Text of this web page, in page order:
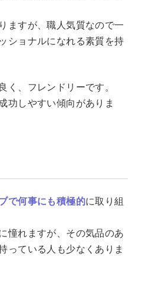
ますが、職人気質なので一
ショナルになれる素質を持
く、フレンドリーです。
功しやすい傾向がありま
で何事にも積極的に取り組
憧れますが、その気品のあ
っている人も少なくありま